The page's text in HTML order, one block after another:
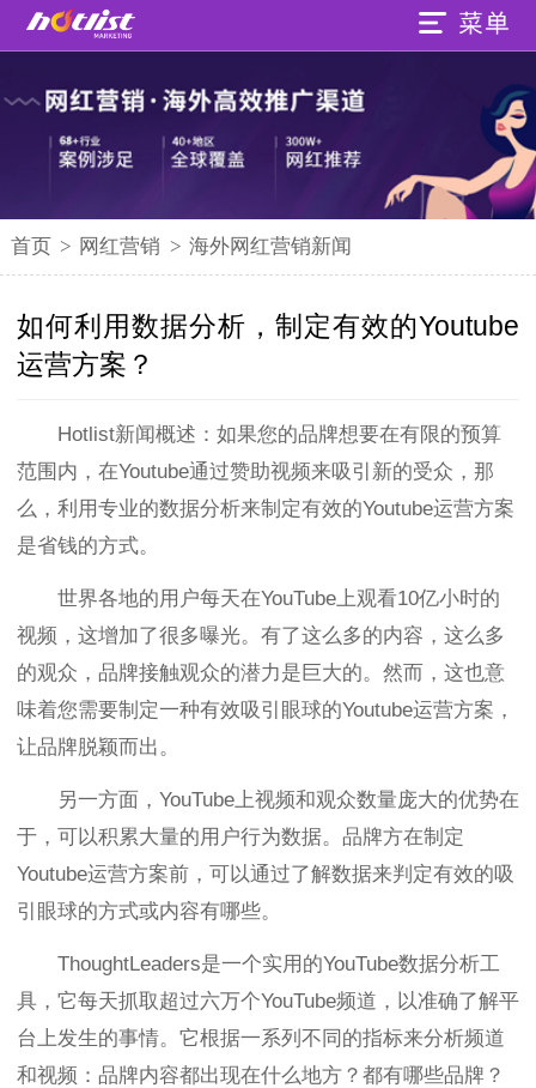
首页 > 网红营销 > 海外网红营销新闻
如何利用数据分析，制定有效的Youtube
运营方案？
Hotlist新闻概述： 如果您的品牌想要在有限的预算
范围内，在Youtube通过赞助视频来吸引新的受众，那
么，利用专业的数据分析来制定有效的Youtube运营方案
是省钱的方式。
世界各地的用户每天在YouTube上观看10亿小时的
视频，这增加了很多曝光。有了这么多的内容，这么多
的观众，品牌接触观众的潜力是巨大的。然而，这也意
味着您需要制定一种有效吸引眼球的Youtube运营方案，
让品牌脱颖而出。
另一方面，YouTube上视频和观众数量庞大的优势在
于，可以积累大量的用户行为数据。品牌方在制定
Youtube运营方案前，可以通过了解数据来判定有效的吸
引眼球的方式或内容有哪些。
ThoughtLeaders是一个实用的YouTube数据分析工
具，它每天抓取超过六万个YouTube频道，以准确了解平
台上发生的事情。它根据一系列不同的指标来分析频道
和视频：品牌内容都出现在什么地方？都有哪些品牌？